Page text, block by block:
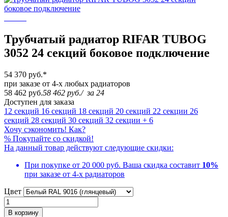
Трубчатый радиатор RIFAR TUBOG
3052 24 секций боковое подключение
54 370 руб.*
при заказе от 4-х любых радиаторов
58 462 руб.58 462 руб./за 24
Доступен для заказа
12 секций 16 секций 18 секций 20 секций 22 секции 26
секций 28 секций 30 секций 32 секции + 6
Хочу сэкономить! Как?
% Покупайте со скидкой!
На данный товар действуют следующие скидки:
При покупке от 20 000 руб. Ваша скидка составит 10%
при заказе от 4-х радиаторов
Цвет
В корзину